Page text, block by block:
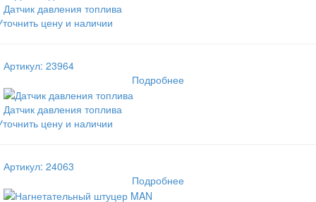
Датчик давления топлива
цену и наличии
Артикул: 23964
Подробнее
Датчик давления топлива
цену и наличии
Артикул: 24063
Подробнее